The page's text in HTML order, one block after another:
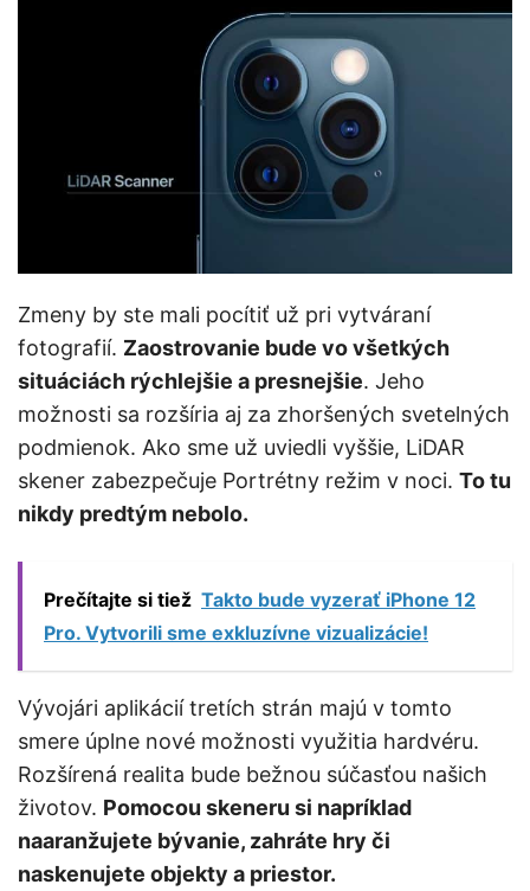
Zmeny by ste mali pocítiť už pri vytváraní
fotografií. Zaostrovanie bude vo všetkých
situáciách rýchlejšie a presnejšie. Jeho
možnosti sa rozšíria aj za zhoršených svetelných
podmienok. Ako sme už uviedli vyššie, LiDAR
skener zabezpečuje Portrétny režim v noci. To tu
nikdy predtým nebolo.
Prečítajte si tiež Takto bude vyzerať iPhone 12
Pro. Vytvorili sme exkluzívne vizualizácie!
Vývojári aplikácií tretích strán majú v tomto
smere úplne nové možnosti využitia hardvéru.
Rozšírená realita bude bežnou súčasťou našich
životov. Pomocou skeneru si napríklad
naaranžujete bývanie, zahráte hry či
naskenujete objekty a priestor.